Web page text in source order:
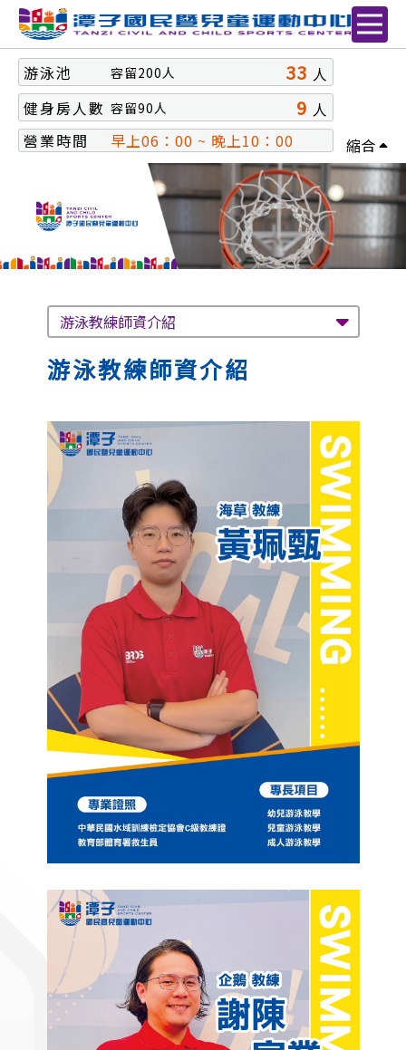
游泳池 容留200 人 33 人
健身房人數 容留90 人 9 人
營業時間
早上06：00 ~ 晚上10：00 縮合
游泳教練師資介紹